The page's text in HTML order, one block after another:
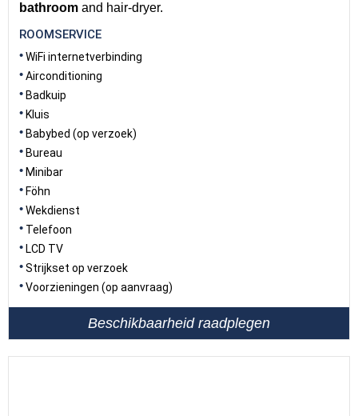
bathroom and hair-dryer.
ROOMSERVICE
WiFi internetverbinding
Airconditioning
Badkuip
Kluis
Babybed (op verzoek)
Bureau
Minibar
Föhn
Wekdienst
Telefoon
LCD TV
Strijkset op verzoek
Voorzieningen (op aanvraag)
Beschikbaarheid raadplegen